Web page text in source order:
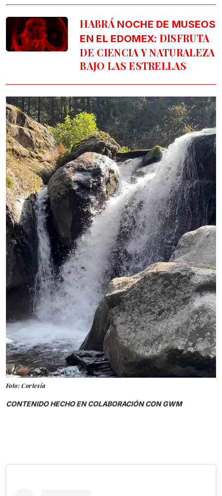
HABRÁ NOCHE DE MUSEOS
EN EL EDOMEX: DISFRUTA
DE CIENCIA Y NATURALEZA
BAJO LAS ESTRELLAS
Foto: Cortesía
CONTENIDO HECHO EN COLABORACIÓN CON GWM